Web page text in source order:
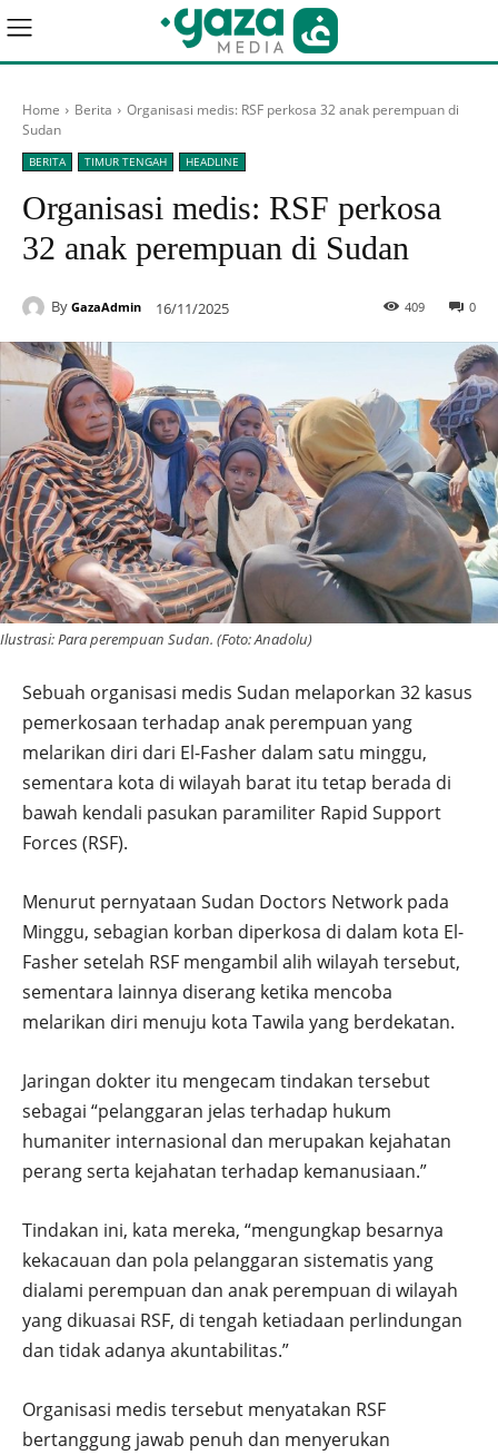
Home Berita
Organisasi medis: RSF perkosa 32 anak perempuan di
Sudan
BERITA TIMUR TENGAH HEADLINE
Organisasi medis: RSF perkosa
32 anak perempuan di Sudan
By GazaAdmin 16/11/2025 0
409
Ilustrasi: Para perempuan Sudan. (Foto: Anadolu)
Sebuah organisasi medis Sudan melaporkan 32 kasus
pemerkosaan terhadap anak perempuan yang
melarikan diri dari El-Fasher dalam satu minggu,
sementara kota di wilayah barat itu tetap berada di
bawah kendali pasukan paramiliter Rapid Support
Forces (RSF).
Menurut pernyataan Sudan Doctors Network pada
Minggu, sebagian korban diperkosa di dalam kota El-
Fasher setelah RSF mengambil alih wilayah tersebut,
sementara lainnya diserang ketika mencoba
melarikan diri menuju kota Tawila yang berdekatan.
Jaringan dokter itu mengecam tindakan tersebut
sebagai “pelanggaran jelas terhadap hukum
humaniter internasional dan merupakan kejahatan
perang serta kejahatan terhadap kemanusiaan.”
Tindakan ini, kata mereka, “mengungkap besarnya
kekacauan dan pola pelanggaran sistematis yang
dialami perempuan dan anak perempuan di wilayah
yang dikuasai RSF, di tengah ketiadaan perlindungan
dan tidak adanya akuntabilitas.”
Organisasi medis tersebut menyatakan RSF
bertanggung jawab penuh dan menyerukan